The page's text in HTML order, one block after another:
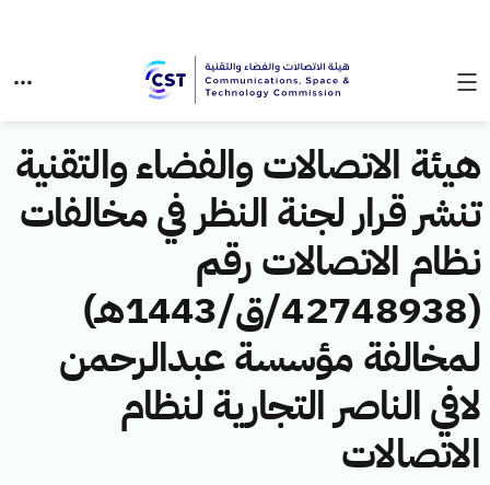
هيئة الاتصالات والفضاء والتقنية
تنشر قرار لجنة النظر في مخالفات
نظام الاتصالات رقم
(42748938/ق/1443هـ)
لمخالفة مؤسسة عبدالرحمن
لافي الناصر التجارية لنظام
الاتصالات